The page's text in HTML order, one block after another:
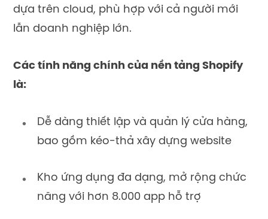
dựa trên cloud, phù hợp với cả người mới
lẫn doanh nghiệp lớn.
Các tính năng chính của nền tảng Shopify
là:
Dễ dàng thiết lập và quản lý cửa hàng,
bao gồm kéo-thả xây dựng website
Kho ứng dụng đa dạng, mở rộng chức
năng với hơn 8.000 app hỗ trợ